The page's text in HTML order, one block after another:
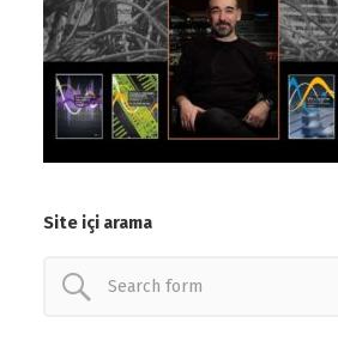
Site içi arama